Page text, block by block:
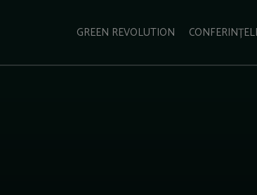
GREEN REVOLUTION